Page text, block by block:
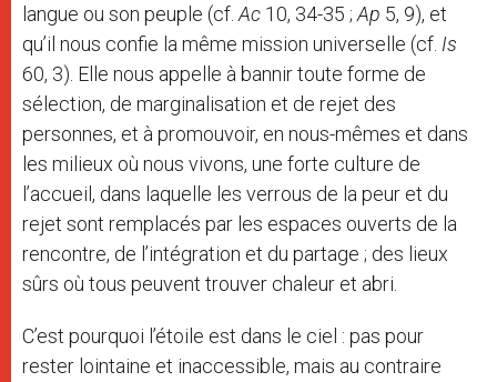
langue ou son peuple (cf. Ac 10, 34-35 ; Ap 5, 9), et
qu’il nous confie la même mission universelle (cf. Is
60, 3). Elle nous appelle à bannir toute forme de
sélection, de marginalisation et de rejet des
personnes, et à promouvoir, en nous-mêmes et dans
les milieux où nous vivons, une forte culture de
l’accueil, dans laquelle les verrous de la peur et du
rejet sont remplacés par les espaces ouverts de la
rencontre, de l’intégration et du partage ; des lieux
sûrs où tous peuvent trouver chaleur et abri.
C’est pourquoi l’étoile est dans le ciel : pas pour
rester lointaine et inaccessible, mais au contraire